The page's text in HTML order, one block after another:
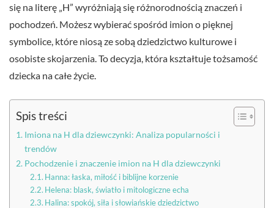
się na literę „H” wyróżniają się różnorodnością znaczeń i
pochodzeń. Możesz wybierać spośród imion o pięknej
symbolice, które niosą ze sobą dziedzictwo kulturowe i
osobiste skojarzenia. To decyzja, która kształtuje tożsamość
dziecka na całe życie.
Spis treści
Imiona na H dla dziewczynki: Analiza popularności i
trendów
Pochodzenie i znaczenie imion na H dla dziewczynki
Hanna: łaska, miłość i biblijne korzenie
Helena: blask, światło i mitologiczne echa
Halina: spokój, siła i słowiańskie dziedzictwo